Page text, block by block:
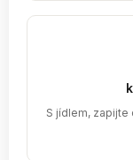
S jídlem, zapijte